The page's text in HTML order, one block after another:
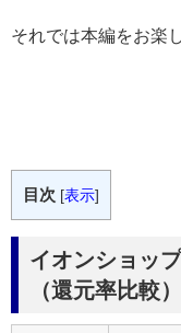
それでは本編をお楽
目次 [表示]
イオンショッ
（還元率比較）